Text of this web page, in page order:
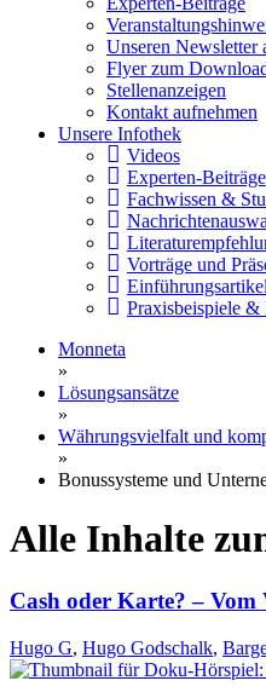
Unseren Newsletter
Flyer zum
Stellenanzeigen
Kontakt aufnehmen
Unsere Infothek
Videos
Experten-Beiträge
Fachwissen &
Vorträge und
Einführungsartikel
Praxisbeispiele &
Monneta
»
Lösungsansätze
»
Währungsvielfalt und
»
Bonussysteme und
Alle Inhalte
Cash oder Karte? – Vom
Hugo G, Hugo Godschalk,